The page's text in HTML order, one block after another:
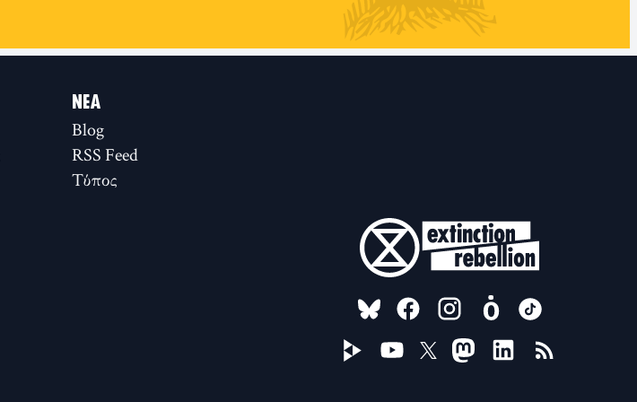
ΝΈΑ
Blog
RSS Feed
Τύπος
FOLLOW US ON